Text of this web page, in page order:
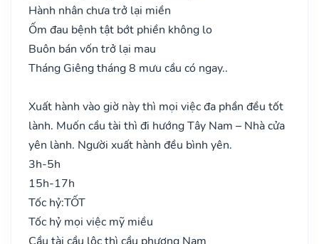
Hành nhân chưa trở lại miền
Ốm đau bệnh tật bớt phiền không lo
Buôn bán vốn trở lại mau
Tháng Giêng tháng 8 mưu cầu có ngay..
Xuất hành vào giờ này thì mọi việc đa phần đều tốt
lành. Muốn cầu tài thì đi hướng Tây Nam – Nhà cửa
yên lành. Người xuất hành đều bình yên.
3h-5h
15h-17h
Tốc hỷ:TỐT
Tốc hỷ mọi việc mỹ miều